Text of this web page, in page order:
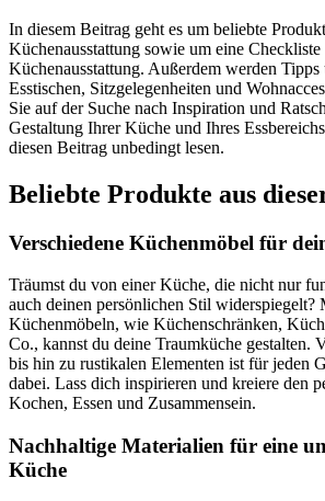
In diesem Beitrag geht es um beliebte
Küchenausstattung sowie um eine
Küchenausstattung. Außerdem werden
Esstischen, Sitzgelegenheiten und
Sie auf der Suche nach Inspiration und
Gestaltung Ihrer Küche und Ihres
diesen Beitrag unbedingt lesen.
Beliebte Produkte aus
Verschiedene Küchenmöbel für
Träumst du von einer Küche, die nicht nur
auch deinen persönlichen Stil widerspiegelt?
Küchenmöbeln, wie Küchenschränken,
Co., kannst du deine Traumküche gestalten.
bis hin zu rustikalen Elementen ist für jeden
dabei. Lass dich inspirieren und kreiere den
Kochen, Essen und Zusammensein.
Nachhaltige Materialien für eine
Küche